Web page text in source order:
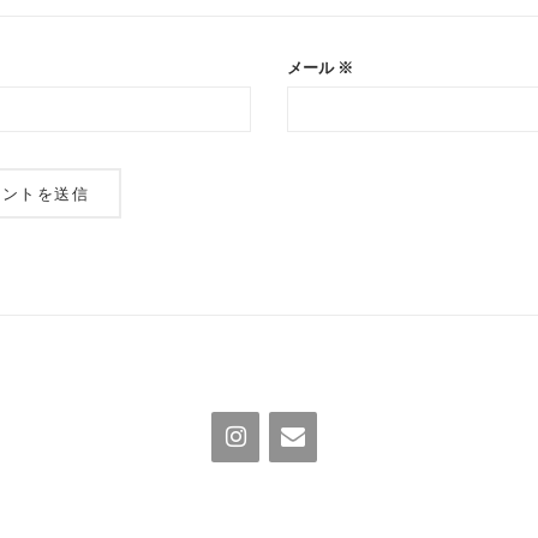
メール ※